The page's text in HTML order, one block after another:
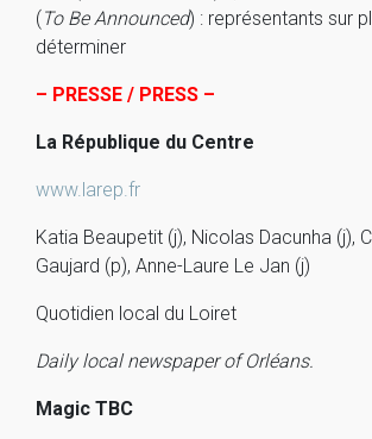
(To Be Announced) : représentants sur
déterminer
– PRESSE / PRESS –
La République du Centre
www.larep.fr
Katia Beaupetit (j), Nicolas Dacunha (j),
Gaujard (p), Anne-Laure Le Jan (j)
Quotidien local du Loiret
Daily local newspaper of Orléans.
Magic TBC